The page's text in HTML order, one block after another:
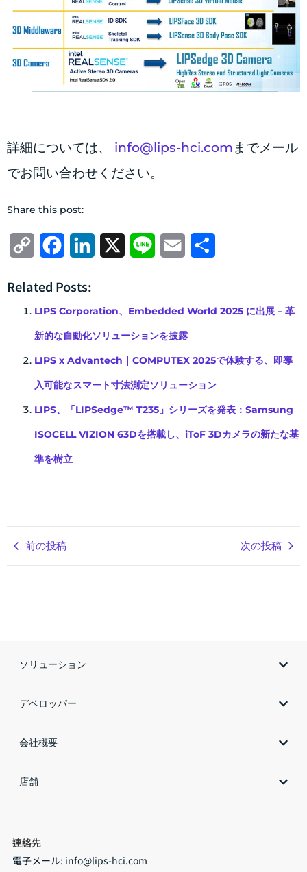
詳細については、 info@lips-hci.comまでメール
でお問い合わせください。
Share this post:
Copy
FacebookLinkedIn Line Email
Related Posts:
LIPS Corporation、Embedded World 2025 に出展 – 革
新的な自動化ソリューションを披露
LIPS x Advantech｜COMPUTEX 2025で体験する、即導
入可能なスマート寸法測定ソリューション
LIPS、「LIPSedge™ T235」シリーズを発表：Samsung
ISOCELL VIZION 63Dを搭載し、iToF 3Dカメラの新たな基
準を樹立
前の投稿 次の投稿
ソリューション
デベロッパー
会社概要
店舗​
連絡先
電子メール: info@lips-hci.com